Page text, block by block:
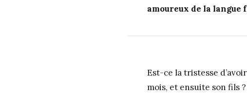
amoureux de la langue
Est-ce la tristesse
mois, et ensuite son fils